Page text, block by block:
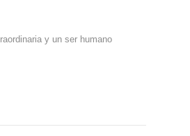
y un ser humano